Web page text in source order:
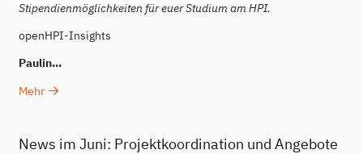
Stipendienmöglichkeiten für euer Studium am HPI.
openHPI-Insights
Paulin...
Mehr
News im Juni: Projektkoordination und Angebote